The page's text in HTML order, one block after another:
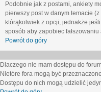
Podobnie jak z postami, ankiety
pierwszy post w danym temacie
którąkolwiek z opcji, jednakże
sposób aby zapobiec
Powrót do góry
Dlaczego nie mam dostępu do
Nietóre fora mogą być
Dostępu do nich mogą udzielić